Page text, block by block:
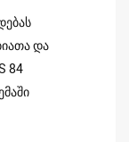
და
84